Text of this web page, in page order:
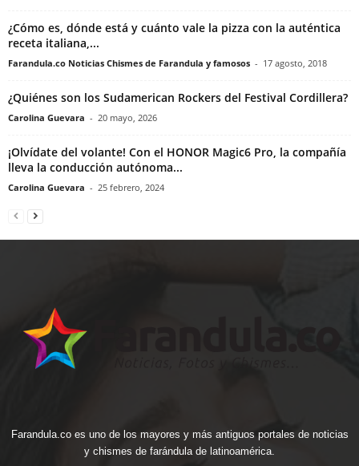
¿Cómo es, dónde está y cuánto vale la pizza con la auténtica
receta italiana,...
Farandula.co Noticias Chismes de Farandula y famosos - 17 agosto, 2018
¿Quiénes son los Sudamerican Rockers del Festival Cordillera?
Carolina Guevara - 20 mayo, 2026
¡Olvídate del volante! Con el HONOR Magic6 Pro, la compañía
lleva la conducción autónoma...
Carolina Guevara - 25 febrero, 2024
Farandula.co es uno de los mayores y más antiguos portales de noticias
y chismes de farándula de latinoamérica.